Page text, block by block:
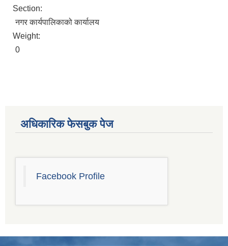
Section:
नगर कार्यपालिकाको कार्यालय
Weight:
0
अधिकारिक फेसबुक पेज
Facebook Profile